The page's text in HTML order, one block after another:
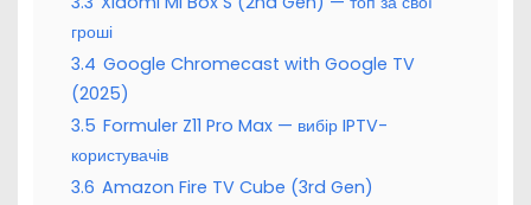
гроші
3.4 Google Chromecast with Google TV
(2025)
3.5 Formuler Z11 Pro Max — вибір IPTV-
користувачів
3.6 Amazon Fire TV Cube (3rd Gen)